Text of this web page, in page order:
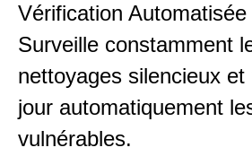
Vérification
Surveille constamment
nettoyages silencieux
jour automatiquement
vulnérables.